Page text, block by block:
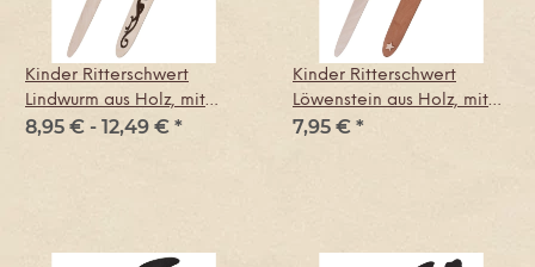
Kinder Ritterschwert
Lindwurm aus Holz, mit
Scheide
8,95 € - 12,49 € *
Kinder Ritterschwert
Löwenstein aus Holz, mit
Scheide
7,95 € *